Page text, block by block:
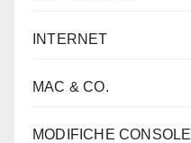
INTERNET
MAC & CO.
MODIFICHE CONSOLE